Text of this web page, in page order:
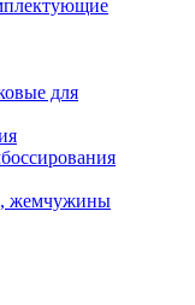
для
жемчужины